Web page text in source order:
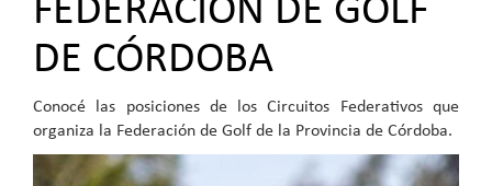
FEDERACIÓN DE GOLF
DE CÓRDOBA
Conocé las posiciones de los Circuitos Federativos que
organiza la Federación de Golf de la Provincia de Córdoba.